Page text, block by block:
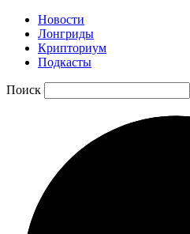
Новости
Лонгриды
Крипториум
Подкасты
Поиск